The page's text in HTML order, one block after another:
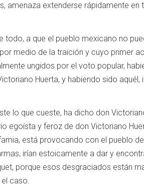
amenaza extenderse rápidamente
todo, a que el pueblo mexicano no
medio de la traición y cuyo primer
ungidos por el voto popular,
Huerta, y habiendo sido
lo que cueste, ha dicho don
egoísta y feroz de don Victoriano
está provocando con el pueblo
irían estoicamente a dar y
porque esos desgraciados están
el caso.